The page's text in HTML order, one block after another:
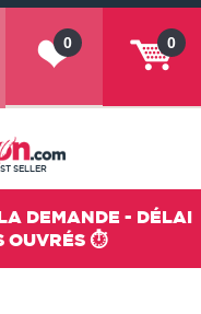
0
0
SELLER
DEMANDE - DÉLAI
OUVRÉS ⏱️